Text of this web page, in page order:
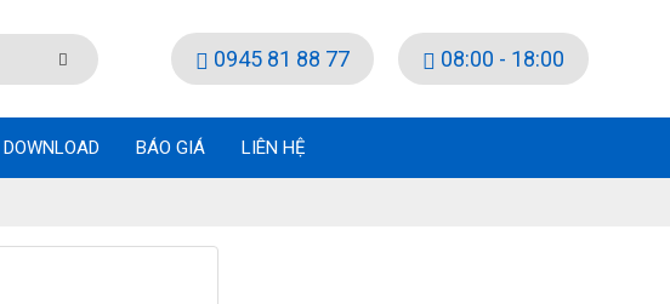
0945 81 88 77 08:00 - 18:00
DOWNLOAD BÁO GIÁ LIÊN HỆ